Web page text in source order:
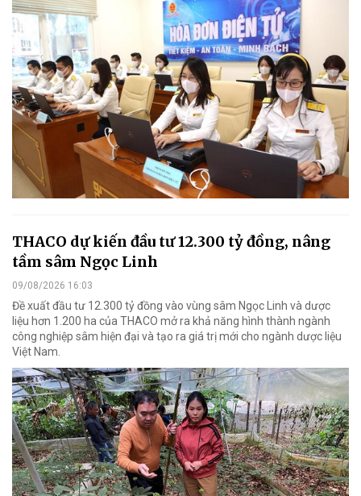
THACO dự kiến đầu tư 12.300 tỷ đồng, nâng
tầm sâm Ngọc Linh
09/08/2026 16:03
Đề xuất đầu tư 12.300 tỷ đồng vào vùng sâm Ngọc Linh và dược
liệu hơn 1.200 ha của THACO mở ra khả năng hình thành ngành
công nghiệp sâm hiện đại và tạo ra giá trị mới cho ngành dược liệu
Việt Nam.